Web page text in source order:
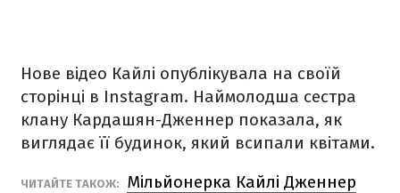
Нове відео Кайлі опублікувала на своїй
сторінці в Instagram. Наймолодша сестра
клану Кардашян-Дженнер показала, як
виглядає її будинок, який всипали квітами.
ЧИТАЙТЕ ТАКОЖ:
Мільйонерка Кайлі Дженнер